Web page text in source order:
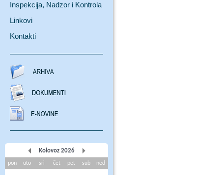
Inspekcija, Nadzor i Kontrola
Linkovi
Kontakti
Kolovoz 2026
pon uto sri čet pet sub ned